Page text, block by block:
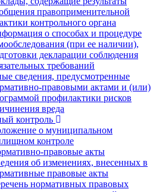
правоприменительной
контрольного органа
о способах и процедуре
(при ее наличии),
декларации соблюдения
требований
сведения, предусмотренные
правовыми актами и (или)
профилактики рисков
вреда
контроль
о муниципальном
контроле
правовые акты
об изменениях, внесенных в
правовые акты
нормативных правовых